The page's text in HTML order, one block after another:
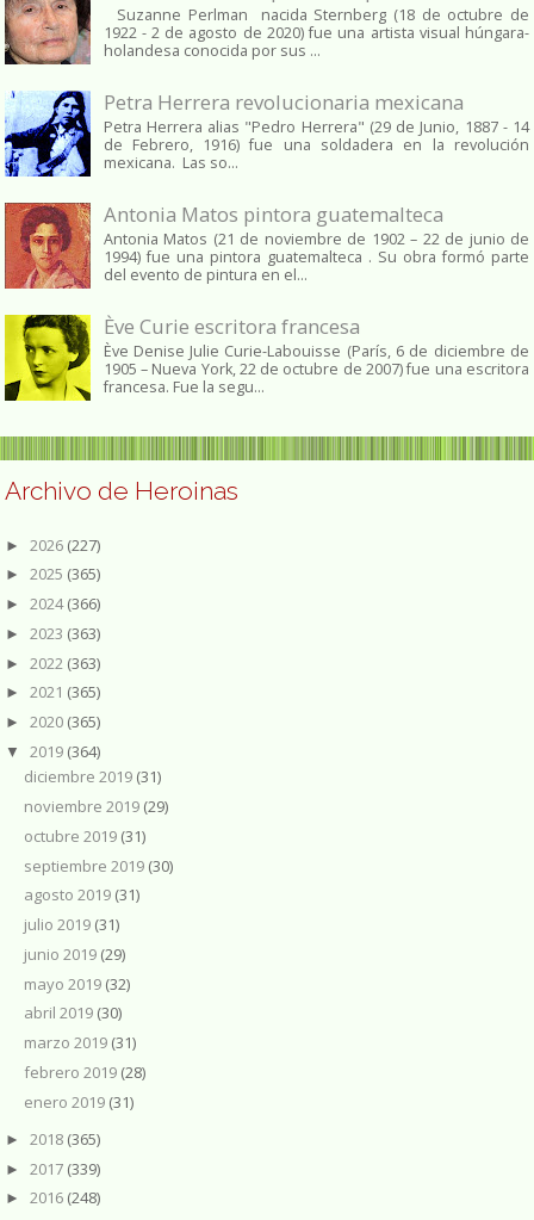
Suzanne Perlman nacida Sternberg (18 de octubre de
1922 - 2 de agosto de 2020) fue una artista visual húngara-
holandesa conocida por sus ...
Petra Herrera revolucionaria mexicana
Petra Herrera alias "Pedro Herrera" (29 de Junio, 1887 - 14
de Febrero, 1916) fue una soldadera en la revolución
mexicana. Las so...
Antonia Matos pintora guatemalteca
Antonia Matos (21 de noviembre de 1902 – 22 de junio de
1994) fue una pintora guatemalteca . Su obra formó parte
del evento de pintura en el...
Ève Curie escritora francesa
Ève Denise Julie Curie-Labouisse (París, 6 de diciembre de
1905 – Nueva York, 22 de octubre de 2007) fue una escritora
francesa. Fue la segu...
Archivo de Heroinas
► 2026 (227)
► 2025 (365)
► 2024(366)
► 2023 (363)
► 2022 (363)
► 2021 (365)
► 2020 (365)
▼ 2019 (364)
diciembre 2019 (31)
noviembre 2019 (29)
octubre 2019 (31)
septiembre 2019 (30)
agosto 2019 (31)
julio 2019 (31)
junio 2019 (29)
mayo 2019 (32)
abril 2019 (30)
marzo 2019 (31)
febrero 2019 (28)
enero 2019 (31)
► 2018 (365)
► 2017 (339)
► 2016 (248)